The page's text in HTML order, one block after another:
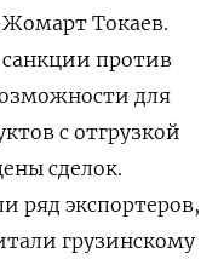
Токаев.
против
для
с отгрузкой
сделок.
ряд экспортеров,
грузинскому